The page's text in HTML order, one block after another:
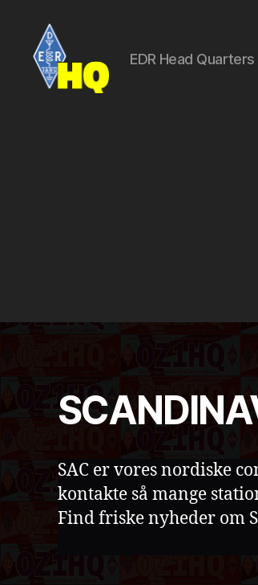
EDR Head
SAC er vores nordiske
kontakte så mange
Find friske nyheder om